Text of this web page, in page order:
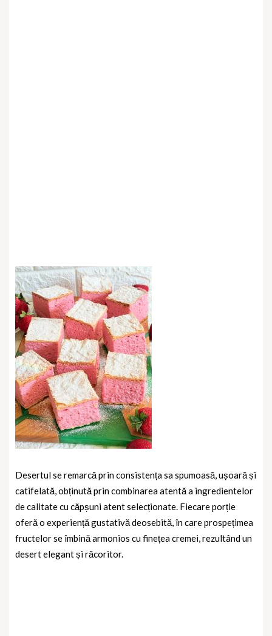
Desertul se remarcă prin consistența sa spumoasă, ușoară și
catifelată, obținută prin combinarea atentă a ingredientelor
de calitate cu căpșuni atent selecționate. Fiecare porție
oferă o experiență gustativă deosebită, în care prospețimea
fructelor se îmbină armonios cu finețea cremei, rezultând un
desert elegant și răcoritor.